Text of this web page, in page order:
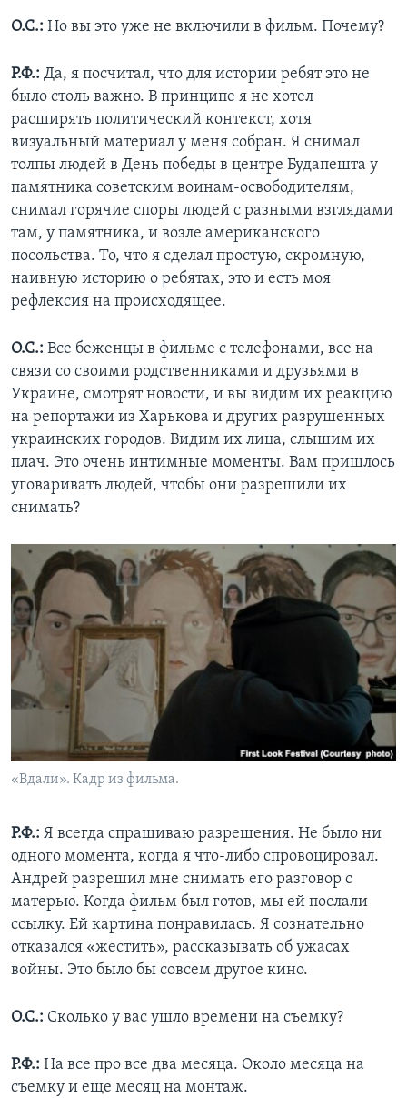
О.С.: Но вы это уже не включили в фильм. Почему?
Р.Ф.: Да, я посчитал, что для истории ребят это не
было столь важно. В принципе я не хотел
расширять политический контекст, хотя
визуальный материал у меня собран. Я снимал
толпы людей в День победы в центре Будапешта у
памятника советским воинам-освободителям,
снимал горячие споры людей с разными взглядами
там, у памятника, и возле американского
посольства. То, что я сделал простую, скромную,
наивную историю о ребятах, это и есть моя
рефлексия на происходящее.
О.С.: Все беженцы в фильме с телефонами, все на
связи со своими родственниками и друзьями в
Украине, смотрят новости, и вы видим их реакцию
на репортажи из Харькова и других разрушенных
украинских городов. Видим их лица, слышим их
плач. Это очень интимные моменты. Вам пришлось
уговаривать людей, чтобы они разрешили их
снимать?
«Вдали». Кадр из фильма.
Р.Ф.: Я всегда спрашиваю разрешения. Не было ни
одного момента, когда я что-либо спровоцировал.
Андрей разрешил мне снимать его разговор с
матерью. Когда фильм был готов, мы ей послали
ссылку. Ей картина понравилась. Я сознательно
отказался «жестить», рассказывать об ужасах
войны. Это было бы совсем другое кино.
О.С.: Сколько у вас ушло времени на съемку?
Р.Ф.: На все про все два месяца. Около месяца на
съемку и еще месяц на монтаж.